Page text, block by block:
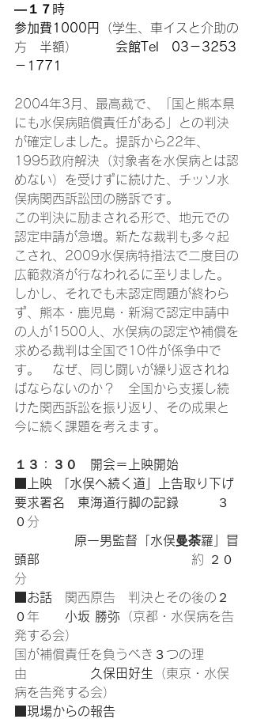
―１７時
参加費1000円
（学生、車イスと介助の
方　半額）
会館Tel　03－3253
－1771
2004年3月、最高裁で、「国と熊本県
にも水俣病賠償責任がある」との判決
が確定しました。提訴から22年、
1995政府解決（対象者を水俣病とは認
めない）を受けずに続けた、チッソ水
俣病関西訴訟団の勝訴です。
この判決に励まされる形で、地元での
認定申請が急増。新たな裁判も多々起
こされ、2009水俣病特措法で二度目の
広範救済が行なわれるに至りました。
しかし、それでも未認定問題が終わら
ず、熊本・鹿児島・新潟で認定申請中
の人が1500人、水俣病の認定や補償を
求める裁判は全国で10件が係争中で
す。　なぜ、同じ闘いが繰り返されね
ばならないのか？　全国から支援し続
けた関西訴訟を振り返り、その成果と
今に続く課題を考えます。
１３：３０　開会＝上映開始
上映 「水俣へ続く道」上告取り下げ
要求署名　東海道行脚の記録 ３
０分
原一男監督「水俣曼荼羅」冒
頭部 約 ２０
分
お話 関西原告　判決とその後の２
０年 小坂 勝弥 （京都・水俣病を告
発する会）
国が補償責任を負うべき３つの理
由
久保田好生 （東京・水俣
病を告発する会）
現場からの報告